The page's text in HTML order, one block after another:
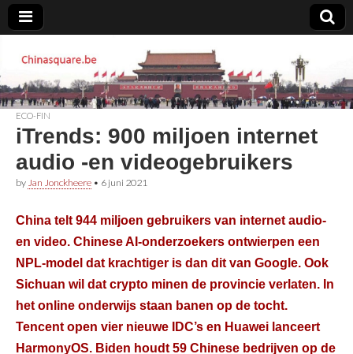
Chinasquare.be
ECO-FIN
iTrends: 900 miljoen internet
audio -en videogebruikers
by Jan Jonckheere • 6 juni 2021
China telt 944 miljoen gebruikers van internet audio-
en video. Chinese AI-onderzoekers ontwierpen een
NPL-model dat krachtiger is dan dit van Google. Ook
Sichuan wil dat crypto minen de provincie verlaten. In
het online onderwijs staan banen op de tocht.
Tencent open vier nieuwe IDC’s en Huawei lanceert
HarmonyOS. Biden houdt 59 Chinese bedrijven op de